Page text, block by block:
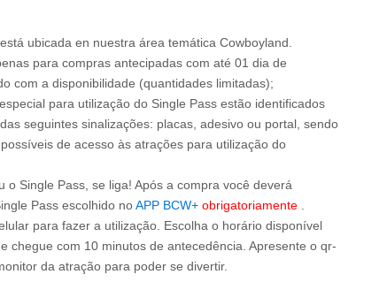
está ubicada en nuestra área temática Cowboyland.
para compras antecipadas com até 01 dia de
com a disponibilidade (quantidades limitadas);
para utilização do Single Pass estão identificados
seguintes sinalizações: placas, adesivo ou portal, sendo
de acesso às atrações para utilização do
o Single Pass, se liga! Após a compra você deverá
Pass escolhido noAPP BCW+ obrigatoriamente
para fazer a utilização. Escolha o horário disponível
chegue com 10 minutos de antecedência. Apresente o qr-
da atração para poder se divertir.